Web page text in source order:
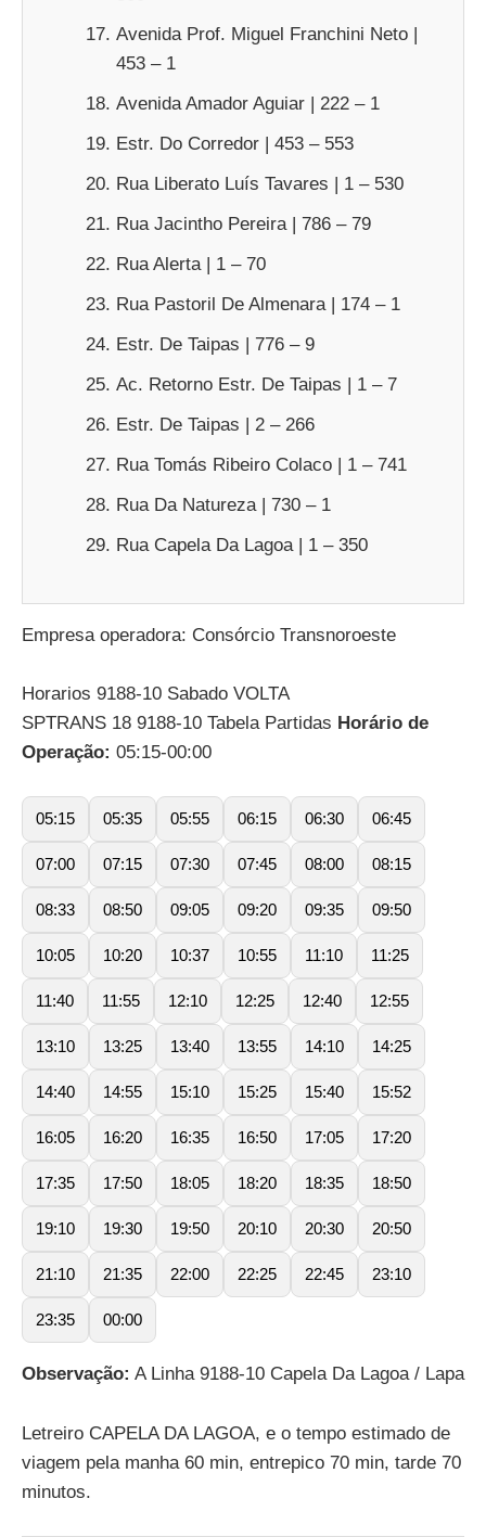
Avenida Prof. Miguel Franchini Neto |
453 – 1
Avenida Amador Aguiar | 222 – 1
Estr. Do Corredor | 453 – 553
Rua Liberato Luís Tavares | 1 – 530
Rua Jacintho Pereira | 786 – 79
Rua Alerta | 1 – 70
Rua Pastoril De Almenara | 174 – 1
Estr. De Taipas | 776 – 9
Ac. Retorno Estr. De Taipas | 1 – 7
Estr. De Taipas | 2 – 266
Rua Tomás Ribeiro Colaco | 1 – 741
Rua Da Natureza | 730 – 1
Rua Capela Da Lagoa | 1 – 350
Empresa operadora: Consórcio Transnoroeste
Horarios 9188-10 Sabado VOLTA
SPTRANS 18 9188-10 Tabela Partidas Horário de
Operação: 05:15-00:00
05:15 05:35 05:55 06:15 06:30 06:45
07:00 07:15 07:30 07:45 08:00 08:15
08:33 08:50 09:05 09:20 09:35 09:50
10:05 10:20 10:37 10:55 11:10 11:25
11:40 11:55 12:10 12:25 12:40 12:55
13:10 13:25 13:40 13:55 14:10 14:25
14:40 14:55 15:10 15:25 15:40 15:52
16:05 16:20 16:35 16:50 17:05 17:20
17:35 17:50 18:05 18:20 18:35 18:50
19:10 19:30 19:50 20:10 20:30 20:50
21:10 21:35 22:00 22:25 22:45 23:10
23:35 00:00
Observação: A Linha 9188-10 Capela Da Lagoa / Lapa
Letreiro CAPELA DA LAGOA, e o tempo estimado de
viagem pela manha 60 min, entrepico 70 min, tarde 70
minutos.